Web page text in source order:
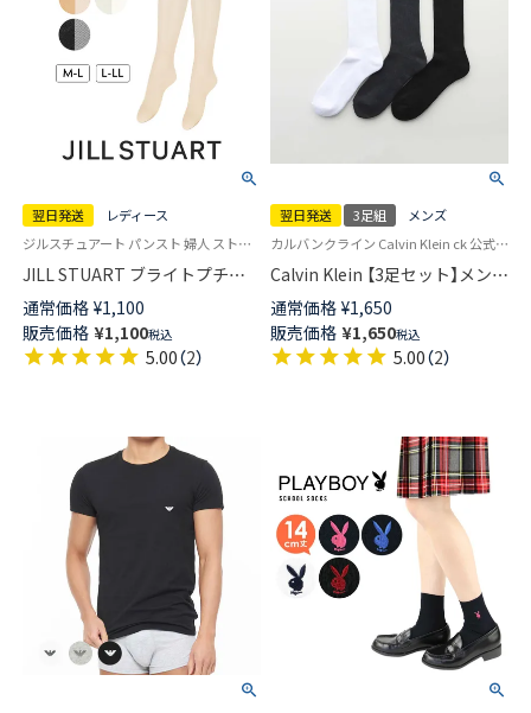
翌日発送
レディース
ジルスチュアート パンスト 婦人 ストッキング 旧01055020
JILL STUART ブライトプチダ
イヤ パンティストッキング つ
ま先スルー レディース 日本製
【365日最短翌日発送】01056020
通常価格 ¥1,100
販売価格 ¥1,100税込
5.00（2）
翌日発送 3足組
メンズ
カルバンクライン Calvin Klein ck 公式オンラインショップ・正規ライセンス品 3足セット 靴下 ソックス
Calvin Klein 【3足セット】メンズ
足底パイル ワンポイント 無地
リブ クルー丈 ソックス 【365日
最短翌日発送】92572201
通常価格 ¥1,650
販売価格 ¥1,650税込
5.00（2）